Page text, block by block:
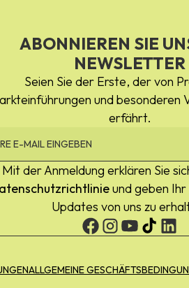
ABONNIEREN SIE
NEWSLETTER
Seien Sie der Erste, der von
und besonderen
erfährt.
Mit der Anmeldung erklären Sie
und geben Ihr
Updates von uns zu
ALLGEMEINE